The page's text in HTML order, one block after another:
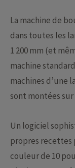
La machine de
dans toutes les
1 200 mm (et
machine
machines d’une
sont montées sur
Un logiciel
propres recettes
couleur de 10